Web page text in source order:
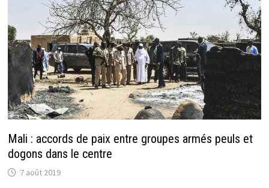
Mali : accords de paix entre groupes armés peuls et
dogons dans le centre
7 août 2019